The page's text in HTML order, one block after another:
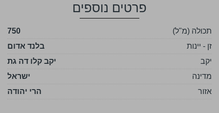
נגיש ממורכב. בלנד תלת זני זה מופק מענבי קברנה סוביניון,
לגימה, הסיומת ארוכה, מלאת חיים ומתובלת בטעמים
ים־תיכוניים, וישר לאחריה שורר יובש קל בחלל הפה.
פרטים נוספים
תכולה (מ"ל)
750
זן - יינות
בלנד אדום
יקב
יקב קלו דה גת
מדינה
ישראל
אזור
הרי יהודה